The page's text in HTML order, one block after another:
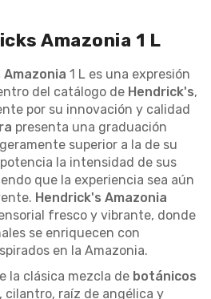
Amazonia 1 L
1 L es una expresión
del catálogo de Hendrick's,
por su innovación y calidad
presenta una graduación
superior a la de su
la intensidad de sus
que la experiencia sea aún
Hendrick's Amazonia
fresco y vibrante, donde
se enriquecen con
en la Amazonia.
la clásica mezcla de botánicos
cilantro, raíz de angélica y